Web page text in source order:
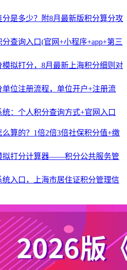
分是多少？附8月最新版积分算分攻
查询入口(官网+小程序+app+第三
模拟打分，8月最新上海积分细则对
单位注册流程，单位开户+注册流
统：个人积分查询方式+官网入口
么算的？1倍2倍3倍社保积分值+缴
拟打分计算器——积分公共服务管
统入口，上海市居住证积分管理信